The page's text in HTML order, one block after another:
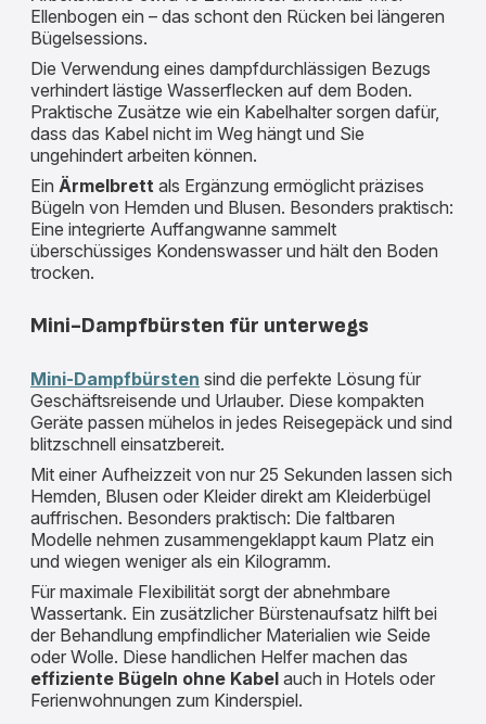
Ellenbogen ein – das schont den Rücken bei längeren
Bügelsessions.
Die Verwendung eines dampfdurchlässigen Bezugs
verhindert lästige Wasserflecken auf dem Boden.
Praktische Zusätze wie ein Kabelhalter sorgen dafür,
dass das Kabel nicht im Weg hängt und Sie
ungehindert arbeiten können.
Ein Ärmelbrett als Ergänzung ermöglicht präzises
Bügeln von Hemden und Blusen. Besonders praktisch:
Eine integrierte Auffangwanne sammelt
überschüssiges Kondenswasser und hält den Boden
trocken.
Mini-Dampfbürsten für unterwegs
Mini-Dampfbürsten sind die perfekte Lösung für
Geschäftsreisende und Urlauber. Diese kompakten
Geräte passen mühelos in jedes Reisegepäck und sind
blitzschnell einsatzbereit.
Mit einer Aufheizzeit von nur 25 Sekunden lassen sich
Hemden, Blusen oder Kleider direkt am Kleiderbügel
auffrischen. Besonders praktisch: Die faltbaren
Modelle nehmen zusammengeklappt kaum Platz ein
und wiegen weniger als ein Kilogramm.
Für maximale Flexibilität sorgt der abnehmbare
Wassertank. Ein zusätzlicher Bürstenaufsatz hilft bei
der Behandlung empfindlicher Materialien wie Seide
oder Wolle. Diese handlichen Helfer machen das
effiziente Bügeln ohne Kabel auch in Hotels oder
Ferienwohnungen zum Kinderspiel.